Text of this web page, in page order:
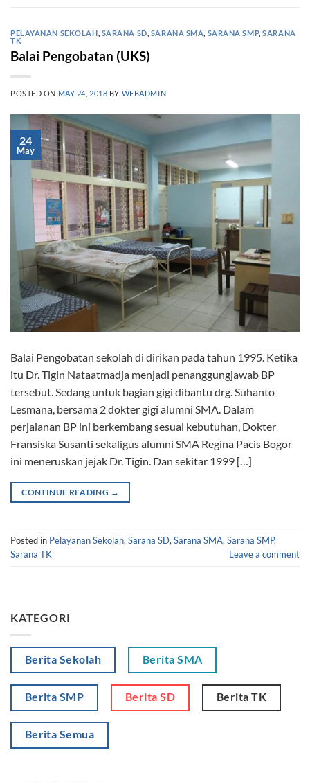
PELAYANAN SEKOLAH SARANA SD SARANA SMA SARANA SMP,SARANA
TK
Balai Pengobatan (UKS)
POSTED ON MAY 24, 2018 BY WEBADMIN
24
May
Balai Pengobatan sekolah di dirikan pada tahun 1995. Ketika
itu Dr. Tigin Nataatmadja menjadi penanggungjawab BP
tersebut. Sedang untuk bagian gigi dibantu drg. Suhanto
Lesmana, bersama 2 dokter gigi alumni SMA. Dalam
perjalanan BP ini berkembang sesuai kebutuhan, Dokter
Fransiska Susanti sekaligus alumni SMA Regina Pacis Bogor
ini meneruskan jejak Dr. Tigin. Dan sekitar 1999 […]
CONTINUE READING →
Posted in Pelayanan Sekolah, Sarana SD, Sarana SMA, Sarana SMP,
Sarana TK
Leave a comment
KATEGORI
Berita Sekolah Berita SMA
Berita SMP Berita SD Berita TK
Berita Semua